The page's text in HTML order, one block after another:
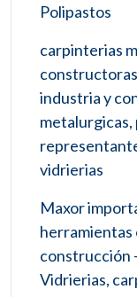
Polipastos
carpinterias
industria y
vidrierias
Maxor
herramientas
construcción
Vidrierias,